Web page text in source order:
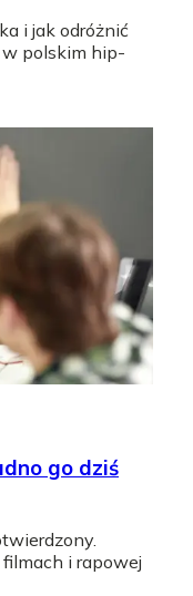
i jak odróżnić
w polskim hip-
go dziś
i rapowej